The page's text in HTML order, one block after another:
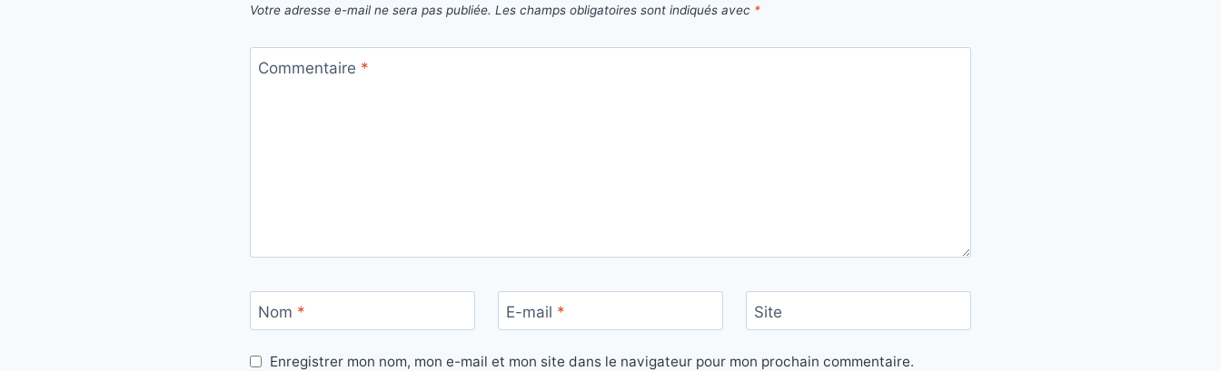
Votre adresse e-mail ne sera pas publiée. Les champs obligatoires sont indiqués avec *
Commentaire *
Nom * E-mail * Site
Enregistrer mon nom, mon e-mail et mon site dans le navigateur pour mon prochain commentaire.